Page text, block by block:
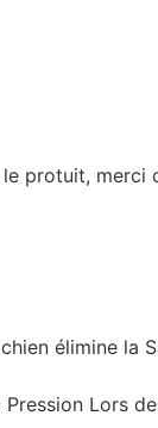
protuit, merci
élimine la
Lors